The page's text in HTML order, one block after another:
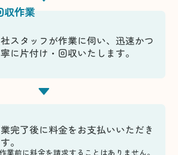
収作業
スタッフが作業に伺い、迅速かつ
に片付け・回収いたします。
完了後に料金をお支払いいただき
。
業前に料金を請求することはありません。